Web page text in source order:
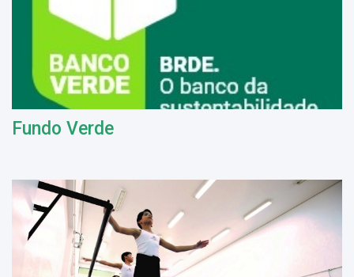
Fundo Verde